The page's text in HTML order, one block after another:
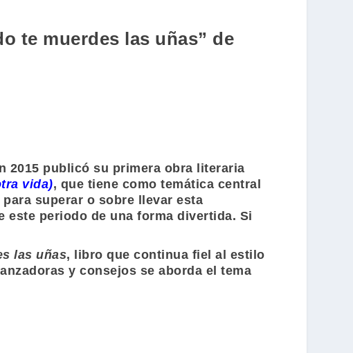
te muerdes las uñas” de
2015 publicó su primera obra literaria
vida), que tiene como temática central
superar o sobre llevar esta
este periodo de una forma divertida. Si
las uñas, libro que continua fiel al estilo
y consejos se aborda el tema